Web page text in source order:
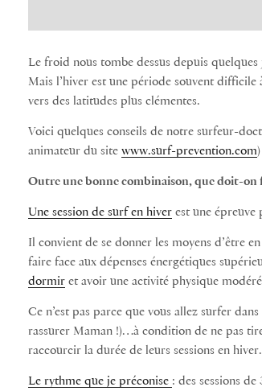
Le froid nous tombe dessus depuis
Mais l’hiver est une période souvent difficile
vers des latitudes plus clémentes.
Voici quelques conseils de notre surfeur-
animateur du site www.surf-prevention.com
Outre une bonne combinaison, que doit-on
Une session de surf en hiver est une épreuve
Il convient de se donner les moyens d’être
faire face aux dépenses énergétiques
dormir et avoir une activité physique
Ce n’est pas parce que vous allez surfer
rassurer Maman !)…à condition de ne pas
raccourcir la durée de leurs sessions en hiver.
Le rythme que je préconise : des sessions